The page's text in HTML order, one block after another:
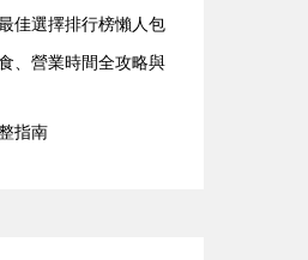
佳選擇排行榜懶人包
、營業時間全攻略與
指南